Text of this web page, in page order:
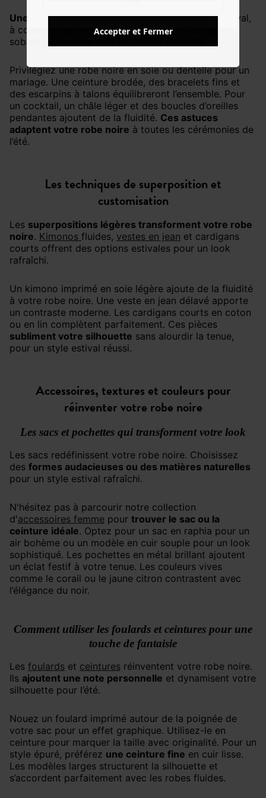
Une robe noire est idéalepour un événement estival,
à condition de l’accessoiriser avec soin. Évitez la
sobriété excessive tout en restant élégante.
Privilégiez une robe noire en soie ou dentelle pour un
mariage. Une ceinture brodée, des bracelets fins et
des escarpins à talons équilibreront l’ensemble. Pour
un cocktail, un châle léger et des boucles d’oreilles
pendantes ajoutent de la fluidité. Ces astuces
adaptent votre robe noire à toutes les cérémonies de
l’été.
Les techniques de superposition et
customisation
Les superpositions légères transforment votre robe
noire. Kimonos fluides, vestes en jean et cardigans
courts offrent des options estivales pour un look
rafraîchi.
Un kimono imprimé en soie légère ajoute de la fluidité
à votre robe noire. Une veste en jean délavé apporte
un contraste moderne. Les cardigans courts en coton
ou en lin complètent parfaitement. Ces pièces
subliment votre silhouette sans alourdir la tenue,
pour un style estival réussi.
Accessoires, textures et couleurs pour
réinventer votre robe noire
Les sacs et pochettes qui transforment votre look
Les sacs redéfinissent votre robe noire. Choisissez
des formes audacieuses ou des matières naturelles
pour un style estival rafraîchi.
N'hésitez pas à parcourir notre collection
d'accessoires femme pour trouver le sac ou la
ceinture idéale. Optez pour un sac en raphia pour un
air bohème ou un modèle en cuir souple pour un look
sophistiqué. Les pochettes en métal brillant ajoutent
un éclat festif à votre tenue. Les couleurs vives
comme le corail ou le jaune citron contrastent avec
l’élégance du noir.
Comment utiliser les foulards et ceintures pour une
touche de fantaisie
Les foulards et ceintures réinventent votre robe noire.
Ils ajoutent une note personnelle et dynamisent votre
silhouette pour l’été.
Nouez un foulard imprimé autour de la poignée de
votre sac pour un effet graphique. Utilisez-le en
ceinture pour marquer la taille avec originalité. Pour un
style épuré, préférez une ceinture fine en cuir lisse.
Les modèles larges structurent la silhouette et
s’accordent parfaitement avec les robes fluides.
Accepter et Fermer